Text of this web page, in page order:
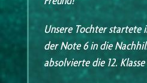
Unsere Tochter startete
der Note 6 in die
absolvierte die 12.